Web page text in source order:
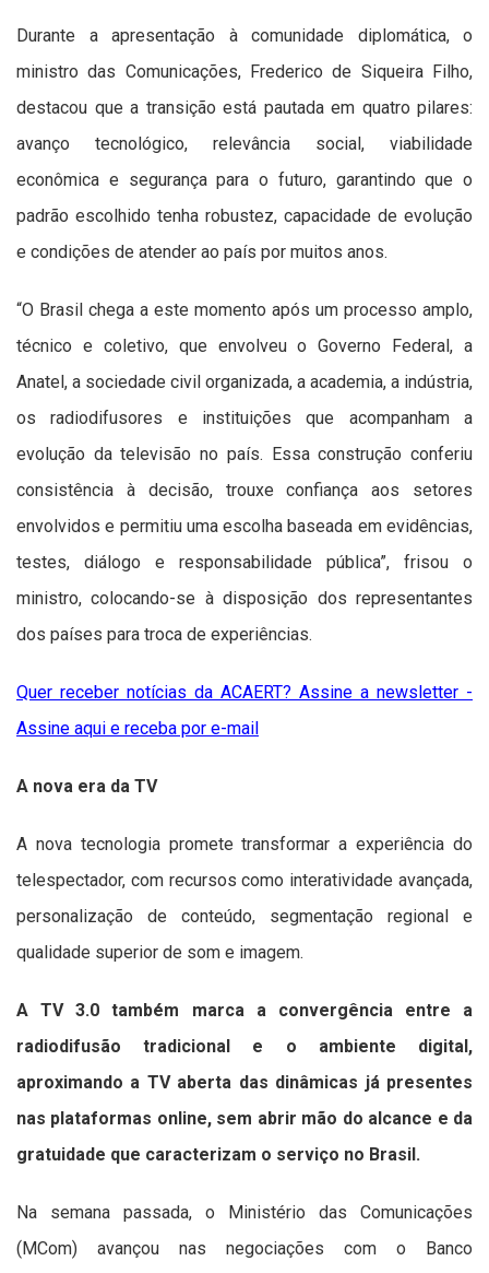
Durante a apresentação à comunidade diplomática, o
ministro das Comunicações, Frederico de Siqueira Filho,
destacou que a transição está pautada em quatro pilares:
avanço tecnológico, relevância social, viabilidade
econômica e segurança para o futuro, garantindo que o
padrão escolhido tenha robustez, capacidade de evolução
e condições de atender ao país por muitos anos.
“O Brasil chega a este momento após um processo amplo,
técnico e coletivo, que envolveu o Governo Federal, a
Anatel, a sociedade civil organizada, a academia, a indústria,
os radiodifusores e instituições que acompanham a
evolução da televisão no país. Essa construção conferiu
consistência à decisão, trouxe confiança aos setores
envolvidos e permitiu uma escolha baseada em evidências,
testes, diálogo e responsabilidade pública”, frisou o
ministro, colocando-se à disposição dos representantes
dos países para troca de experiências.
Quer receber notícias da ACAERT? Assine a newsletter -
Assine aqui e receba por e-mail
A nova era da TV
A nova tecnologia promete transformar a experiência do
telespectador, com recursos como interatividade avançada,
personalização de conteúdo, segmentação regional e
qualidade superior de som e imagem.
A TV 3.0 também marca a convergência entre a
radiodifusão tradicional e o ambiente digital,
aproximando a TV aberta das dinâmicas já presentes
nas plataformas online, sem abrir mão do alcance e da
gratuidade que caracterizam o serviço no Brasil.
Na semana passada, o Ministério das Comunicações
(MCom) avançou nas negociações com o Banco